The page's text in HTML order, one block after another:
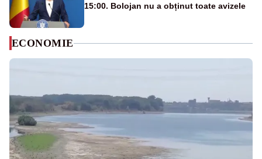
15:00. Bolojan nu a obținut toate avizele
ECONOMIE